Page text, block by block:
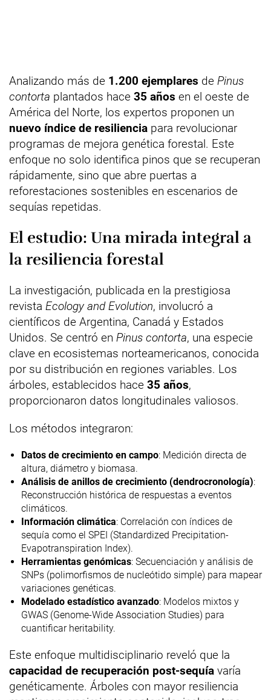
Analizando más de 1.200 ejemplares de Pinus
contorta plantados hace 35 años en el oeste de
América del Norte, los expertos proponen un
nuevo índice de resiliencia para revolucionar
programas de mejora genética forestal. Este
enfoque no solo identifica pinos que se recuperan
rápidamente, sino que abre puertas a
reforestaciones sostenibles en escenarios de
sequías repetidas.
El estudio: Una mirada integral a
la resiliencia forestal
La investigación, publicada en la prestigiosa
revista Ecology and Evolution, involucró a
científicos de Argentina, Canadá y Estados
Unidos. Se centró en Pinus contorta, una especie
clave en ecosistemas norteamericanos, conocida
por su distribución en regiones variables. Los
árboles, establecidos hace 35 años,
proporcionaron datos longitudinales valiosos.
Los métodos integraron:
Datos de crecimiento en campo: Medición directa de
altura, diámetro y biomasa.
Análisis de anillos de crecimiento (dendrocronología):
Reconstrucción histórica de respuestas a eventos
climáticos.
Información climática: Correlación con índices de
sequía como el SPEI (Standardized Precipitation-
Evapotranspiration Index).
Herramientas genómicas: Secuenciación y análisis de
SNPs (polimorfismos de nucleótido simple) para mapear
variaciones genéticas.
Modelado estadístico avanzado: Modelos mixtos y
GWAS (Genome-Wide Association Studies) para
cuantificar heritability.
Este enfoque multidisciplinario reveló que la
capacidad de recuperación post-sequía varía
genéticamente. Árboles con mayor resiliencia